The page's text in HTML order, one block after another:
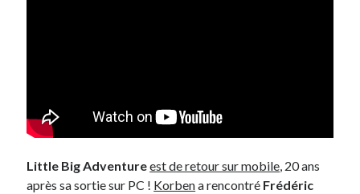
Little Big Adventureest de retour sur mobile, 20 ans
après sa sortie sur PC ! Korbena rencontré Frédéric